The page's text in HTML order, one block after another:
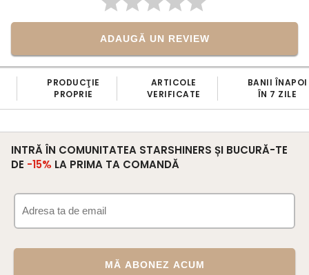
ADAUGĂ UN REVIEW
PRODUCŢIE
PROPRIE
ARTICOLE
VERIFICATE
BANII ÎNAPOI
ÎN 7 ZILE
INTRĂ ÎN COMUNITATEA STARSHINERS ȘI BUCURĂ-TE
DE -15% LA PRIMA TA COMANDĂ
MĂ ABONEZ ACUM